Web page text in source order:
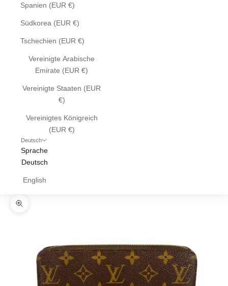
Spanien (EUR €)
Südkorea (EUR €)
Tschechien (EUR €)
Vereinigte Arabische
Emirate (EUR €)
Vereinigte Staaten (EUR
€)
Vereinigtes Königreich
(EUR €)
Deutsch
Sprache
Deutsch
English
Bild vergrößern